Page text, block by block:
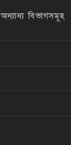
অন্যান্য বিভাগসমূহ